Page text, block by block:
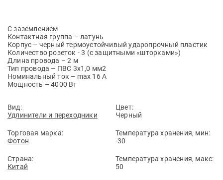
С заземлением
Контактная группа – латунь
Корпус – черный термоустойчивый ударопрочный пластик
Количество розеток - 3 (с защитными «шторками»)
Длина провода – 2 м
Тип провода – ПВС 3х1,0 мм2
Номинальный ток – max 16 А
Мощность – 4000 Вт
Вид:
Удлинители и переходники
Торговая марка:
Фотон
Страна:
Китай
Цвет:
Черный
Температура хранения, мин:
-30
Температура хранения, макс:
50